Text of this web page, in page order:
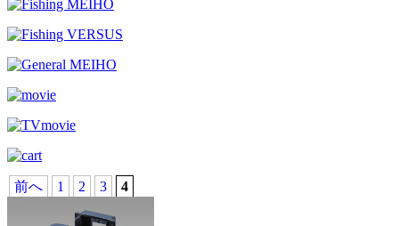
前へ 1 2 3 4